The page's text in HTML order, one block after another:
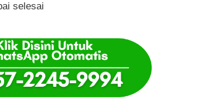
selesai